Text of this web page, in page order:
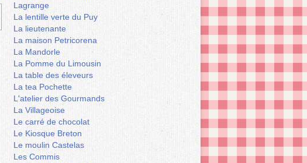
Lagrange
La lentille verte du Puy
La lieutenante
La maison Petricorena
La Mandorle
La Pomme du Limousin
La table des éleveurs
La tea Pochette
L'atelier des Gourmands
La Villageoise
Le carré de chocolat
Le Kiosque Breton
Le moulin Castelas
Les Commis